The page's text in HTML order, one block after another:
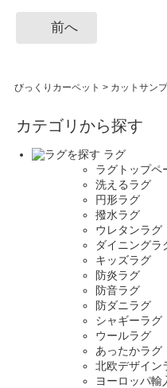
前へ
びっくりカーペット > カットサン
カテゴリから探す
ラグ
ラグトップペ
洗えるラグ
円形ラグ
撥水ラグ
ウレタンラグ
ダイニングラ
キッズラグ
防炎ラグ
防音ラグ
防ダニラグ
シャギーラグ
ウールラグ
あったかラグ
北欧デザイン
ヨーロッパ輸